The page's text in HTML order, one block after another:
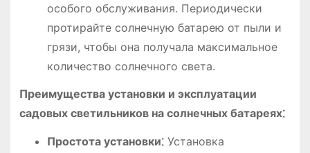
особого обслуживания. Периодически
протирайте солнечную батарею от пыли и
грязи, чтобы она получала максимальное
количество солнечного света.
Преимущества установки и эксплуатации
садовых светильников на солнечных батареях⁚
Простота установки⁚Установка